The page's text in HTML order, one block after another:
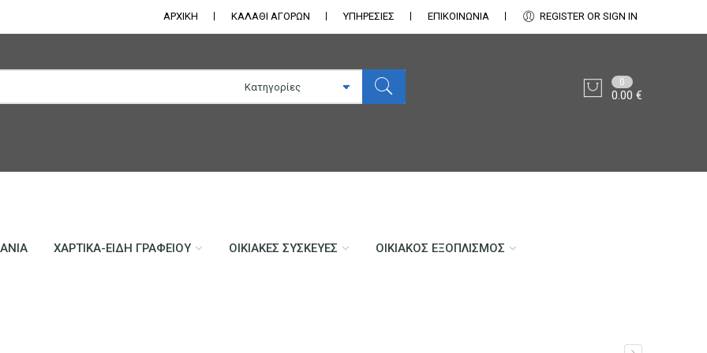
ΑΡΧΙΚΗ ΚΑΛΑΘΙ ΑΓΟΡΩΝ ΥΠΗΡΕΣΙΕΣ ΕΠΙΚΟΙΝΩΝΊΑ REGISTER OR SIGN IN
0
0.00€
ΧΑΡΤΙΚΆ-ΕΊΔΗ ΓΡΑΦΕΊΟΥ ΟΙΚΙΑΚΈΣ ΣΥΣΚΕΥΈΣ ΟΙΚΙΑΚΌΣ ΕΞΟΠΛΙΣΜΌΣ